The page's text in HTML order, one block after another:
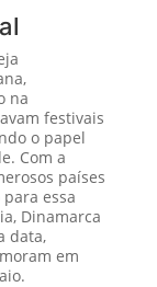
na
festivais
o papel
Com a
países
essa
Dinamarca
data,
em